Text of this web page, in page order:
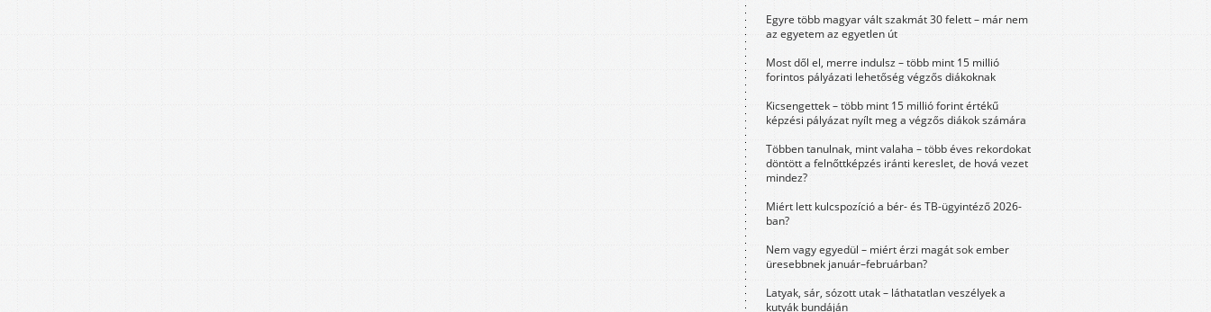
Egyre több magyar vált szakmát 30 felett – már nem
az egyetem az egyetlen út
Most dől el, merre indulsz – több mint 15 millió
forintos pályázati lehetőség végzős diákoknak
Kicsengettek – több mint 15 millió forint értékű
képzési pályázat nyílt meg a végzős diákok számára
Többen tanulnak, mint valaha – több éves rekordokat
döntött a felnőttképzés iránti kereslet, de hová vezet
mindez?
Miért lett kulcspozíció a bér- és TB-ügyintéző 2026-
ban?
Nem vagy egyedül – miért érzi magát sok ember
üresebbnek január–februárban?
Latyak, sár, sózott utak – láthatatlan veszélyek a
kutyák bundáján